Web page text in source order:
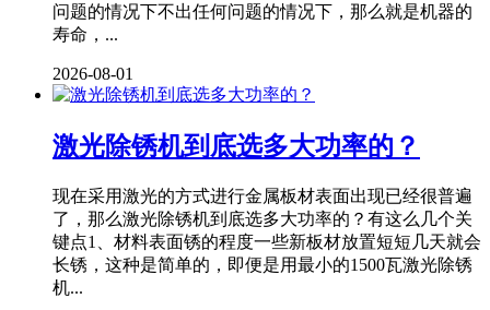
问题的情况下不出任何问题的情况下，那么就是机器的
寿命，...
2026-08-01
激光除锈机到底选多大功率的？
现在采用激光的方式进行金属板材表面出现已经很普遍
了，那么激光除锈机到底选多大功率的？有这么几个关
键点1、材料表面锈的程度一些新板材放置短短几天就会
长锈，这种是简单的，即便是用最小的1500瓦激光除锈
机...